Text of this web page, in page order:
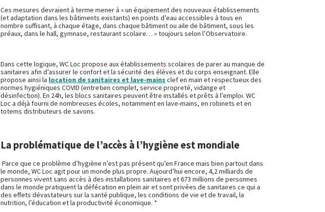
Ces mesures devraient à terme mener à « un équipement des nouveaux établissements
(et adaptation dans les bâtiments existants) en points d’eau accessibles à tous en
nombre suffisant, à chaque étage, dans chaque bâtiment ou aile de bâtiment, sous les
préaux, dans le hall, gymnase, restaurant scolaire… » toujours selon l’Observatoire.
Dans cette logique, WC Loc propose aux établissements scolaires de parer au manque de
sanitaires afin d’assurer le confort et la sécurité des élèves et du corps enseignant. Elle
propose ainsi la location de sanitaires et lave-mains clef en main et respectueux des
normes hygiéniques COVID (entretien complet, service propreté, vidange et
désinfection). En 24h, les blocs sanitaires peuvent être installés et prêts à l’emploi. WC
Loc a déjà fourni de nombreuses écoles, notamment en lave-mains, en robinets et en
totems distributeurs de savons.
La problématique de l’accès à l’hygiène est mondiale
Parce que ce problème d’hygiène n’est pas présent qu’en France mais bien partout dans
le monde, WC Loc agit pour un monde plus propre. Aujourd’hui encore, 4,2 milliards de
personnes vivent sans accès à des installations sanitaires et 673 millions de personnes
dans le monde pratiquent la défécation en plein air et sont privées de sanitaires ce qui a
des effets dévastateurs sur la santé publique, les conditions de vie et de travail, la
nutrition, l’éducation et la productivité économique. *